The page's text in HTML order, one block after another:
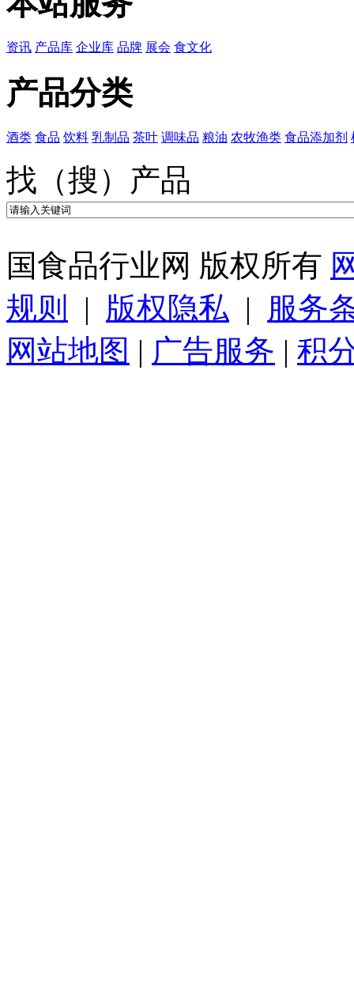
资讯 产品库 企业库 品牌 展会 食文化
产品分类
酒类 食品 饮料 乳制品 茶叶 调味品 粮油 农牧渔类 食品添加剂
找（搜）产品
国食品行业网 版权所有
规则
| 版权隐私 | 服务
网站地图 | 广告服务 | 积